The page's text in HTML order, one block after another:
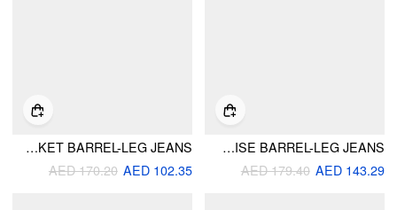
CIDER DENIM LOW RISE BARREL-LEG JEANS
AED 143.29
AED 179.40
CIDER DENIM LOW RISE POCKET BARREL-LEG JEANS
AED 102.35
AED 170.20